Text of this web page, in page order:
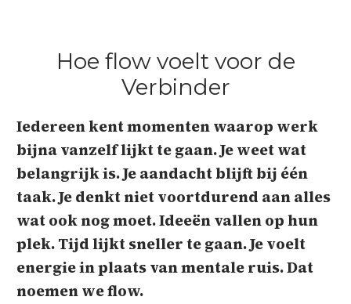
Hoe flow voelt voor de
Verbinder
Iedereen kent momenten waarop werk
bijna vanzelf lijkt te gaan. Je weet wat
belangrijk is. Je aandacht blijft bij één
taak. Je denkt niet voortdurend aan alles
wat ook nog moet. Ideeën vallen op hun
plek. Tijd lijkt sneller te gaan. Je voelt
energie in plaats van mentale ruis. Dat
noemen we flow.